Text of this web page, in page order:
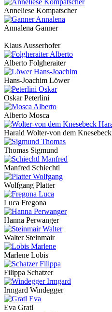
Anneliese Kompatscher
Annalena Ganner
Klaus Ausserhofer
Alberto Folgheraiter
Hans-Joachim Löwer
Oskar Peterlini
Alberto Mosca
Harald Wolter-von dem Knesebeck
Thomas Sigmund
Manfred Schiechtl
Wolfgang Platter
Luca Fregona
Hanna Perwanger
Walter Steinmair
Marlene Lobis
Filippa Schatzer
Irmgard Windegger
Eva Gratl